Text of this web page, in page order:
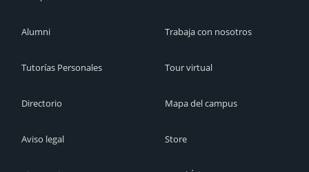
Alumni
Tutorías Personales
Directorio
Aviso legal
Trabaja con nosotros
Tour virtual
Mapa del campus
Store